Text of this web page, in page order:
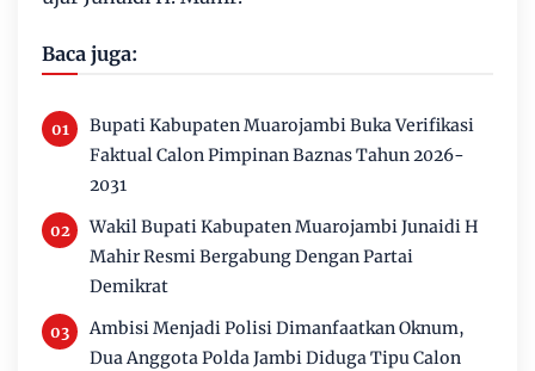
Baca juga:
Bupati Kabupaten Muarojambi Buka Verifikasi
Faktual Calon Pimpinan Baznas Tahun 2026-
2031
Wakil Bupati Kabupaten Muarojambi Junaidi H
Mahir Resmi Bergabung Dengan Partai
Demikrat
Ambisi Menjadi Polisi Dimanfaatkan Oknum,
Dua Anggota Polda Jambi Diduga Tipu Calon